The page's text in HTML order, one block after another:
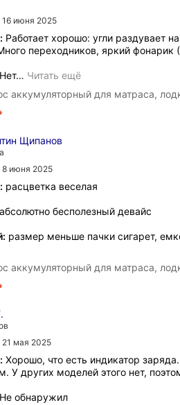
16 июня 2025
Работает хорошо: угли раздувает
переходников, яркий фонарик
Нет… Читать ещё
аккумуляторный для матраса,
Щипанов
8 июня 2025
расцветка веселая
абсолютно бесполезный девайс
размер меньше пачки сигарет,
аккумуляторный для матраса,
21 мая 2025
Хорошо, что есть индикатор
У других моделей этого нет,
Не обнаружил